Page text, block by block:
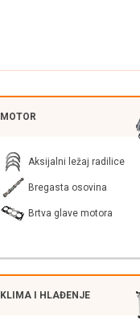
MOTOR
Aksijalni ležaj radilice
Bregasta osovina
Brtva glave motora
KLIMA I HLAĐENJE